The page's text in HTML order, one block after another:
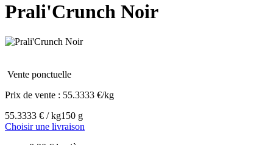
Prali'Crunch Noir
Vente ponctuelle
Prix de vente : 55.3333 €/kg
55.3333 € / kg150 g
Choisir une livraison